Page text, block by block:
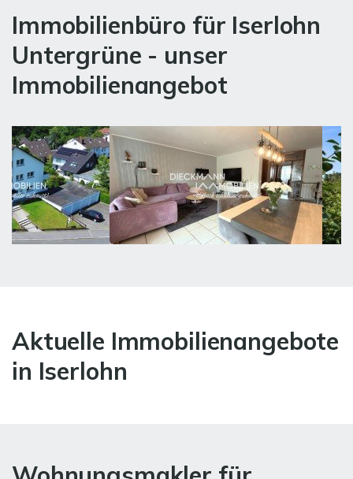
Immobilienbüro für Iserlohn
Untergrüne - unser
Immobilienangebot
Aktuelle Immobilienangebote
in Iserlohn